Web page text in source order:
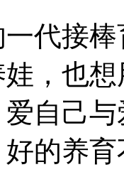
代接
，也
自己
的养育